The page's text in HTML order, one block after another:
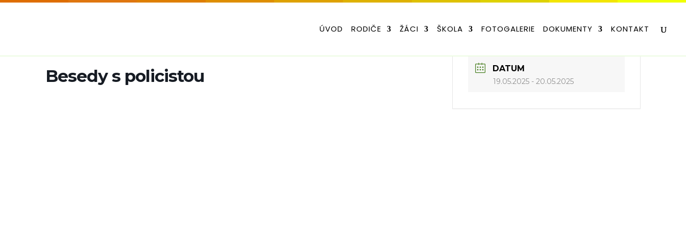
ÚVOD RODIČE ŽÁCI ŠKOLA FOTOGALERIE DOKUMENTY KONTAKT
Besedy s policistou DATUM
19.05.2025 - 20.05.2025